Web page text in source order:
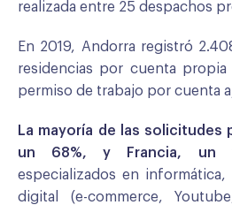
realizada entre 25 despachos
En 2019, Andorra registró
residencias por cuenta
permiso de trabajo por cuenta
La mayoría de las solicitudes
un 68%, y Francia, un
especializados en
digital (e-commerce,